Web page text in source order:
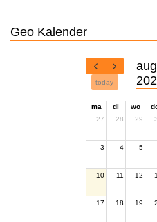
Geo Kalender
today
ma di wo
27
28 29
3 4 5
10 11 12
17 18 19